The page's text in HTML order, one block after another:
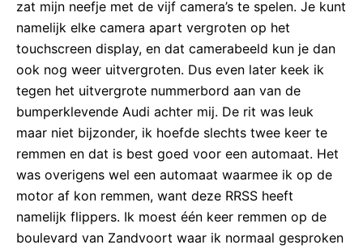
zat mijn neefje met de vijf camera’s te spelen. Je kunt
namelijk elke camera apart vergroten op het
touchscreen display, en dat camerabeeld kun je dan
ook nog weer uitvergroten. Dus even later keek ik
tegen het uitvergrote nummerbord aan van de
bumperklevende Audi achter mij. De rit was leuk
maar niet bijzonder, ik hoefde slechts twee keer te
remmen en dat is best goed voor een automaat. Het
was overigens wel een automaat waarmee ik op de
motor af kon remmen, want deze RRSS heeft
namelijk flippers. Ik moest één keer remmen op de
boulevard van Zandvoort waar ik normaal gesproken